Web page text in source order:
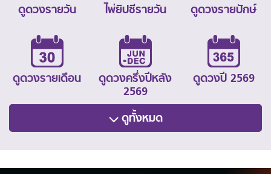
ดูดวงรายวัน ไพ่ยิปซีรายวัน ดูดวงรายปักษ์
ดูดวงรายเดือน
ดูดวงครึ่งปีหลัง
2569
ดูดวงปี 2569
ดูทั้งหมด